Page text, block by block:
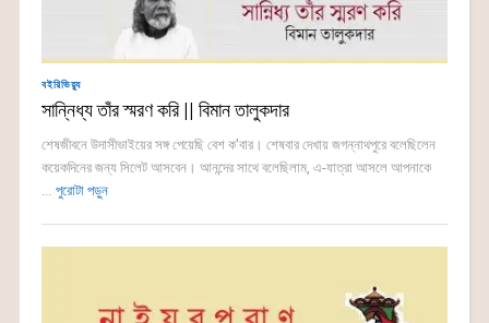
বইরিভিয়্যু
সান্নিধ্য তাঁর স্মরণ করি || বিমান তালুকদার
শেষজীবনে উদাসীভাইয়ের সঙ্গ পেয়েছি বেশ ক'বার। শেষবার দেখায় জগন্নাথপুরে বলেছিলেন
কয়েকদিনের জন্য সিলেট আসবেন। আনন্দের সাথে বলেছিলাম, এ-যাত্রা আসলে আপনাকে
... পুরোটা পড়ুন